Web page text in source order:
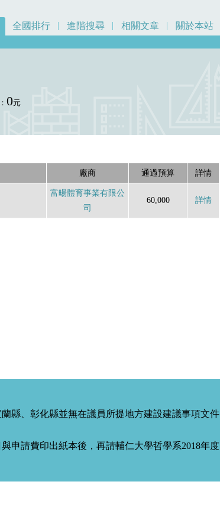
全國排行 進階搜尋 相關文章 關於本站
0元
廠商 通過預算 詳情
富暘體育事業有限公
司
60,000 詳情
縣、彰化縣並無在議員所提地方建設建議事項文件
申請費印出紙本後，再請輔仁大學哲學系2018年度